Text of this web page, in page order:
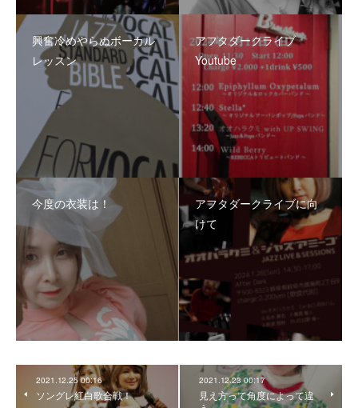
興奮冷めやらぬボーカル
レッスン
アフタダークライブ
Youtube
今度の衣装は！
アフタダークライブに向
けて
2021.12.25 00:16
ソングレ紅白歌合戦！
2021.12.23 00:17
見え方って角度によって違